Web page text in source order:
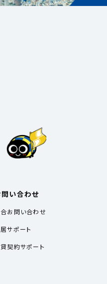
問い合わせ
お問い合わせ
サポート
契約サポート